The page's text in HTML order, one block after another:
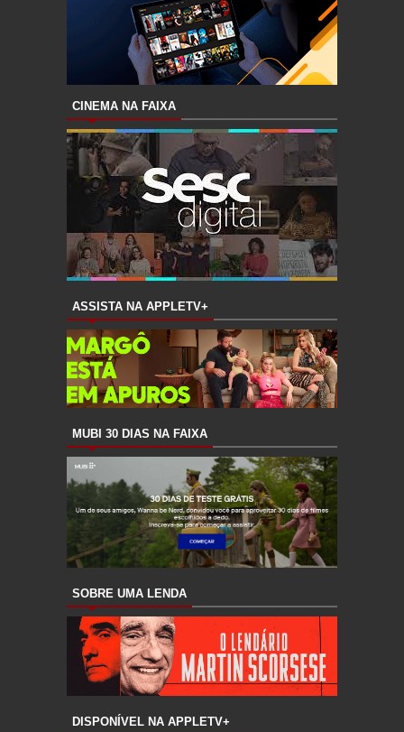
CINEMA NA FAIXA
ASSISTA NA APPLETV+
MUBI 30 DIAS NA FAIXA
SOBRE UMA LENDA
DISPONÍVEL NA APPLETV+